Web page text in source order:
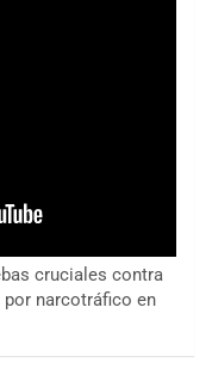
cruciales contra
por narcotráfico en